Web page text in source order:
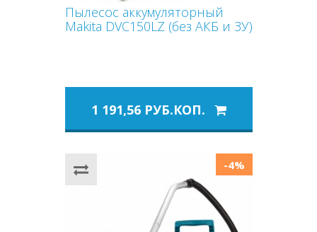
Пылесос аккумуляторный
Makita DVC150LZ (без АКБ и ЗУ)
1 191,56 РУБ.КОП.
-4%